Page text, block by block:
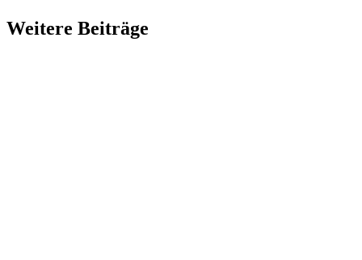
Weitere Beiträge